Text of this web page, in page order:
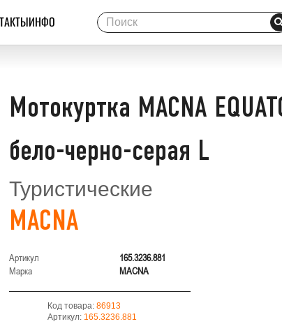
ИНФО
Мотокуртка MACNA
бело-черно-серая L
Туристические
MACNA
Артикул
165.3236.881
Марка
MACNA
Код товара: 86913
Артикул: 165.3236.881